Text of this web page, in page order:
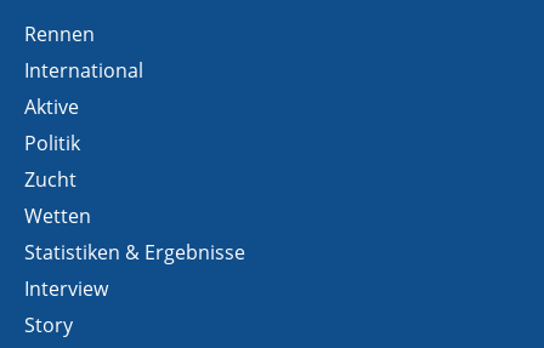
Rennen
International
Aktive
Politik
Zucht
Wetten
Statistiken & Ergebnisse
Interview
Story